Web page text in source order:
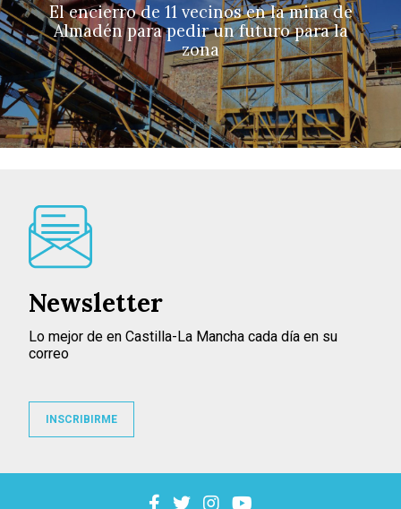
El encierro de 11 vecinos en la mina de
Almadén para pedir un futuro para la
zona
Newsletter
Lo mejor de en Castilla-La Mancha cada día en su
correo
INSCRIBIRME